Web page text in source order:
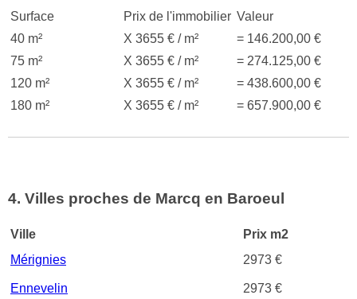
Surface Prix de l'immobilier Valeur
40 m²
X 3655 € / m²
= 146.200,00 €
75 m²
X 3655 € / m²
= 274.125,00 €
120 m²
X 3655 € / m²
= 438.600,00 €
180 m²
X 3655 € / m² = 657.900,00 €
4. Villes proches de Marcq en Baroeul
Ville
Prix m2
Mérignies
2973 €
Ennevelin 2973 €